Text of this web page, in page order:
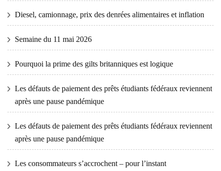
Diesel, camionnage, prix des denrées alimentaires et inflation
Semaine du 11 mai 2026
Pourquoi la prime des gilts britanniques est logique
Les défauts de paiement des prêts étudiants fédéraux reviennent
après une pause pandémique
Les défauts de paiement des prêts étudiants fédéraux reviennent
après une pause pandémique
Les consommateurs s’accrochent – ​​pour l’instant